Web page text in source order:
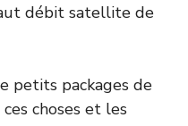
débit satellite de
petits packages de
choses et les